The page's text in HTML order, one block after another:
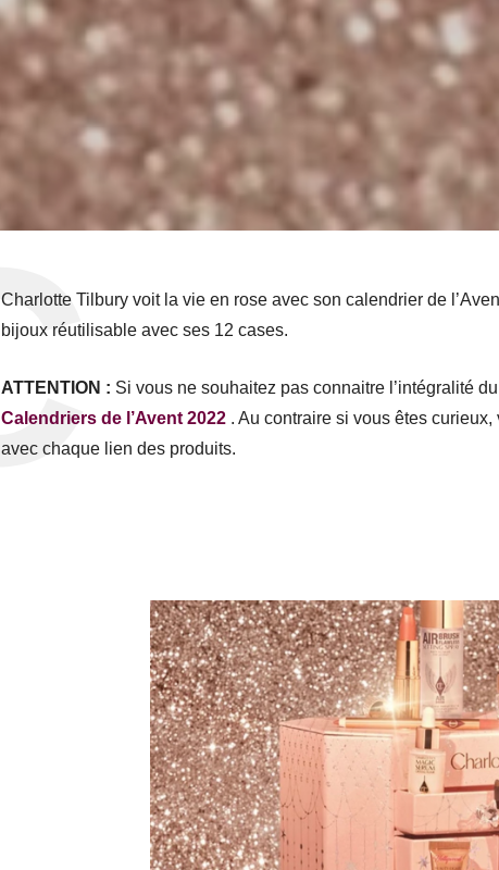
Charlotte Tilbury voit la vie en rose avec son calendrier de
bijoux réutilisable avec ses 12 cases.
ATTENTION : Si vous ne souhaitez pas connaitre l’intégralité
Calendriers de l’Avent 2022 . Au contraire si vous êtes
avec chaque lien des produits.